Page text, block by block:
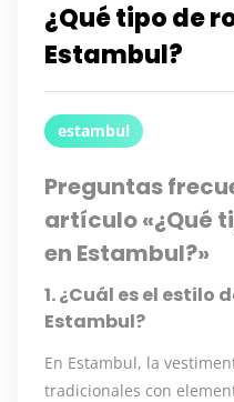
¿Qué tipo de
Estambul?
estambul
Preguntas
artículo «¿Qué
en Estambul?»
1. ¿Cuál es el estilo
Estambul?
En Estambul, la
tradicionales con